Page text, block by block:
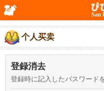
San
个人买卖
登録消去
登録時に記入したパスワード